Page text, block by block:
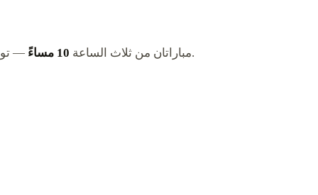
مباراتان من ثلاث الساعة 10 مساءً — توقيت مسائي مريح يناسب تمامًا ثقافة المقاهي والمجالس القطرية. فقط مباراة كندا الساعة 1 صباحًا تتطلب السهر بعد منتصف الليل.